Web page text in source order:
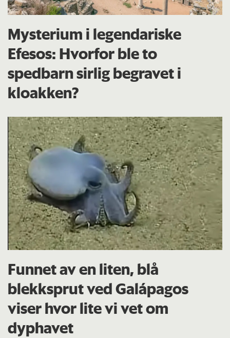
Mysterium i legendariske
Efesos: Hvorfor ble to
spedbarn sirlig begravet i
kloakken?
Funnet av en liten, blå
blekksprut ved Galápagos
viser hvor lite vi vet om
dyphavet